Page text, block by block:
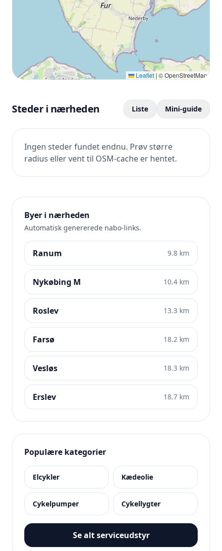
Leaflet | © OpenStreetMap
Steder i nærheden Liste Mini-guide
Ingen steder fundet endnu. Prøv større
radius eller vent til OSM-cache er hentet.
Byer i nærheden
Automatisk genererede nabo-links.
Ranum 9.8 km
Nykøbing M 10.4 km
Roslev 13.3 km
Farsø 18.2 km
Vesløs 18.3 km
Erslev 18.7 km
Populære kategorier
Elcykler Kædeolie
Cykelpumper Cykellygter
Se alt serviceudstyr